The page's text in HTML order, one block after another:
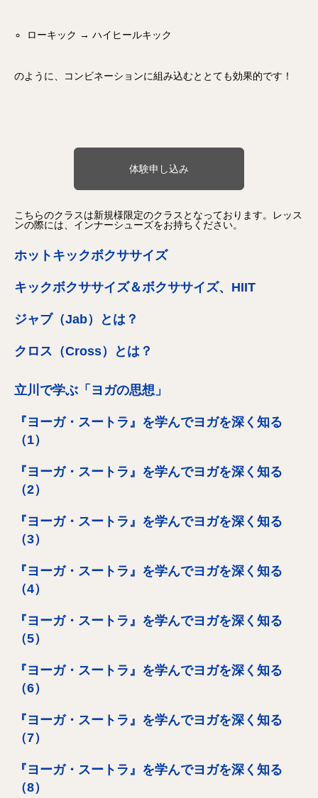
ローキック → ハイヒールキック
のように、コンビネーションに組み込むととても効果的です！
体験申し込み
こちらのクラスは新規様限定のクラスとなっております。レッス
ンの際には、インナーシューズをお持ちください。
ホットキックボクササイズ
キックボクササイズ＆ボクササイズ、HIIT
ジャブ（Jab）とは？
クロス（Cross）とは？
立川で学ぶ「ヨガの思想」
『ヨーガ・スートラ』を学んでヨガを深く知る
（1）
『ヨーガ・スートラ』を学んでヨガを深く知る
（2）
『ヨーガ・スートラ』を学んでヨガを深く知る
（3）
『ヨーガ・スートラ』を学んでヨガを深く知る
（4）
『ヨーガ・スートラ』を学んでヨガを深く知る
（5）
『ヨーガ・スートラ』を学んでヨガを深く知る
（6）
『ヨーガ・スートラ』を学んでヨガを深く知る
（7）
『ヨーガ・スートラ』を学んでヨガを深く知る
（8）